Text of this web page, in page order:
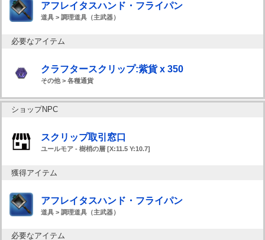
アフレイタスハンド・フライパン
道具 > 調理道具（主武器）
必要なアイテム
クラフタースクリップ:紫貨 x 350
その他 > 各種通貨
ショップNPC
スクリップ取引窓口
ユールモア - 樹梢の層 [X:11.5 Y:10.7]
獲得アイテム
アフレイタスハンド・フライパン
道具 > 調理道具（主武器）
必要なアイテム